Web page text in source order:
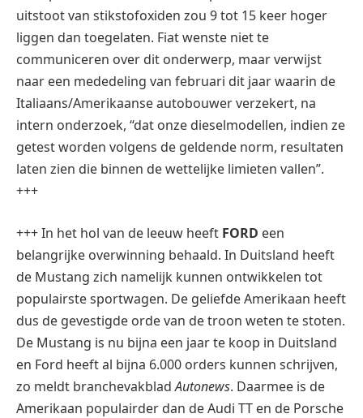
uitstoot van stikstofoxiden zou 9 tot 15 keer hoger
liggen dan toegelaten. Fiat wenste niet te
communiceren over dit onderwerp, maar verwijst
naar een mededeling van februari dit jaar waarin de
Italiaans/Amerikaanse autobouwer verzekert, na
intern onderzoek, “dat onze dieselmodellen, indien ze
getest worden volgens de geldende norm, resultaten
laten zien die binnen de wettelijke limieten vallen”.
+++
+++ In het hol van de leeuw heeft FORD een
belangrijke overwinning behaald. In Duitsland heeft
de Mustang zich namelijk kunnen ontwikkelen tot
populairste sportwagen. De geliefde Amerikaan heeft
dus de gevestigde orde van de troon weten te stoten.
De Mustang is nu bijna een jaar te koop in Duitsland
en Ford heeft al bijna 6.000 orders kunnen schrijven,
zo meldt branchevakbladAutonews. Daarmee is de
Amerikaan populairder dan de Audi TT en de Porsche